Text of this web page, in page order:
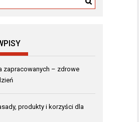
zapracowanych – zdrowe
produkty i korzyści dla